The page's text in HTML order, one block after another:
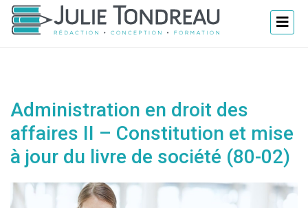
Administration en droit des
affaires II – Constitution et mise
à jour du livre de société (80-02)